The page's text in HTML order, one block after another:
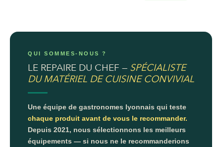
QUI SOMMES-NOUS ?
LE REPAIRE DU CHEF — SPÉCIALISTE
DU MATÉRIEL DE CUISINE CONVIVIAL
Une équipe de gastronomes lyonnais qui teste
chaque produit avant de vous le recommander.
Depuis 2021, nous sélectionnons les meilleurs
équipements — si nous ne le recommanderions